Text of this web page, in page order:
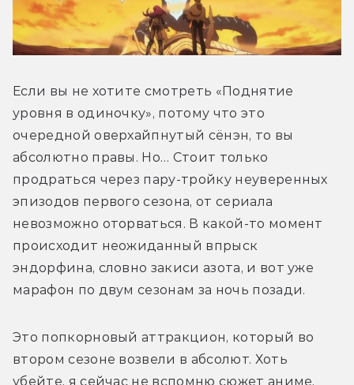
Если вы не хотите смотреть «Поднятие
уровня в одиночку», потому что это
очередной оверхайпнутый сёнэн, то вы
абсолютно правы. Но… Стоит только
продраться через пару-тройку неуверенных
эпизодов первого сезона, от сериала
невозможно оторваться. В какой-то момент
происходит неожиданный впрыск
эндорфина, словно закиси азота, и вот уже
марафон по двум сезонам за ночь позади.
Это попкорновый аттракцион, который во
втором сезоне возвели в абсолют. Хоть
убейте, я сейчас не вспомню сюжет аниме,